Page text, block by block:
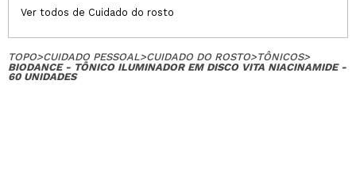
Ver todos de Cuidado do rosto
TOPO>CUIDADO PESSOAL>CUIDADO DO ROSTO>TÔNICOS>
BIODANCE - TÔNICO ILUMINADOR EM DISCO VITA NIACINAMIDE -
60 UNIDADES